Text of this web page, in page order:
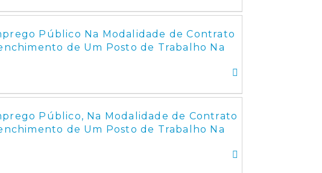
Público Na Modalidade de Contrato
de Um Posto de Trabalho Na
Público, Na Modalidade de Contrato
de Um Posto de Trabalho Na